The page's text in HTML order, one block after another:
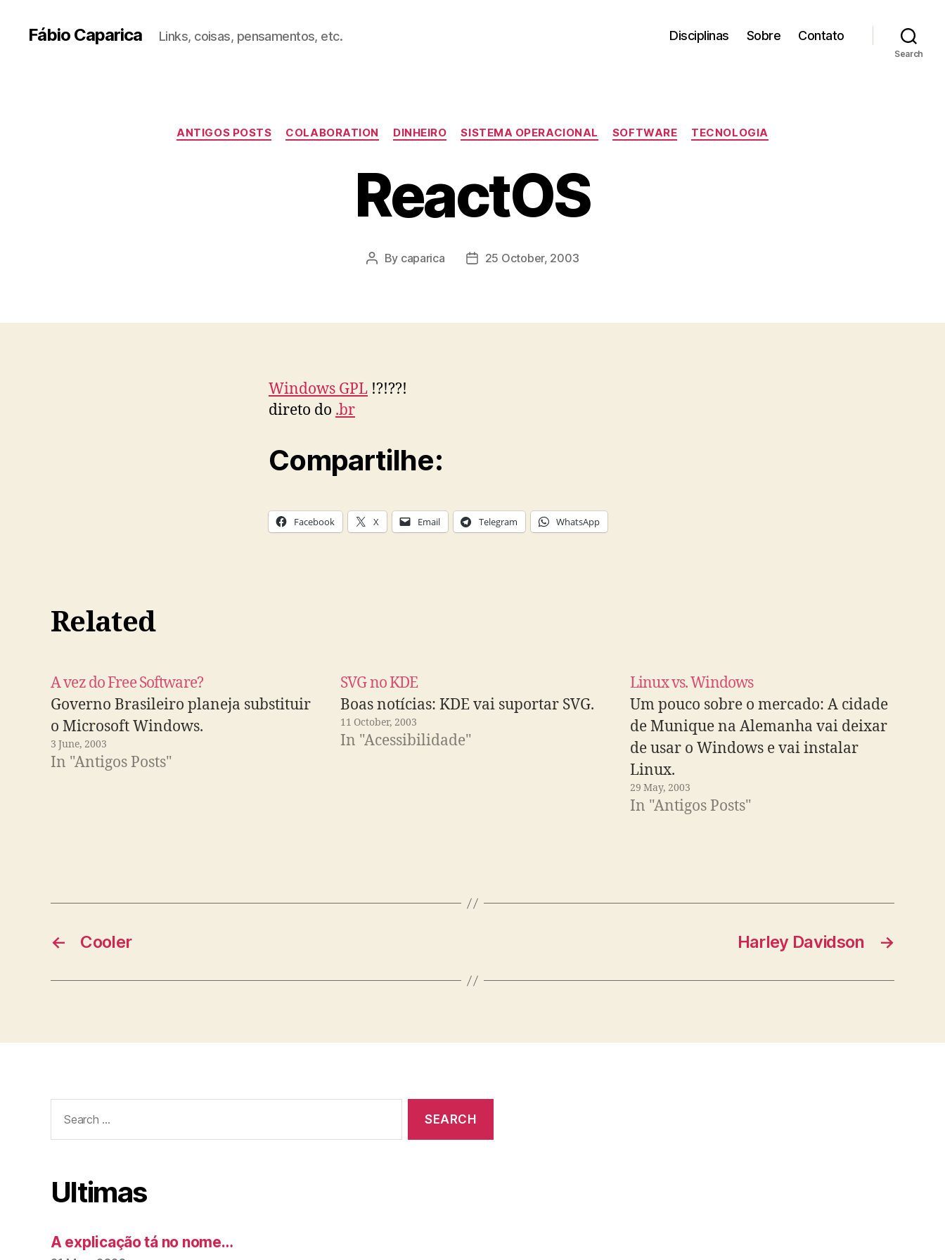
Fábio Caparica Links, coisas, pensamentos, etc. Disciplinas Sobre Contato
Search
Categories
ANTIGOS POSTS COLABORATION DINHEIRO SISTEMA OPERACIONAL SOFTWARE TECNOLOGIA
ReactOS
Post
By caparica
Post25 October, 2003
Windows GPL !?!??!
direto do .br
Compartilhe:
Facebook X Email Telegram WhatsApp
Related
A vez do Free Software?
Governo Brasileiro planeja substituir
o Microsoft Windows.
3 June, 2003
In "Antigos Posts"
SVG no KDE
Boas notícias: KDE vai suportar SVG.
11 October, 2003
In "Acessibilidade"
Linux vs. Windows
Um pouco sobre o mercado: A cidade
de Munique na Alemanha vai deixar
de usar o Windows e vai instalar
Linux.
29 May, 2003
In "Antigos Posts"
← Cooler →
Harley Davidson
for:
Ultimas
A explicação tá no nome…